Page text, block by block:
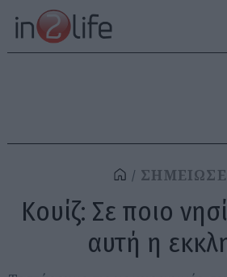
Κουίζ: Σε ποιο
αυτή η